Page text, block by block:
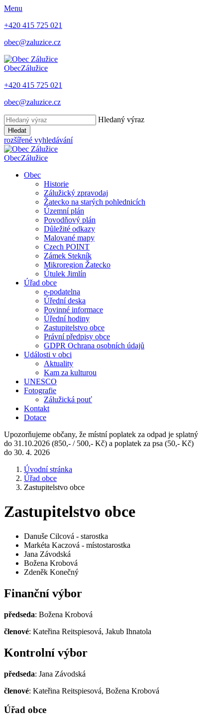
Menu
+420 415 725 021
obec@zaluzice.cz
ObecZálužice
+420 415 725 021
obec@zaluzice.cz
Hledaný výraz
Hledat
rozšířené vyhledávání
ObecZálužice
Obec
Historie
Zálužický zpravodaj
Žatecko na starých pohlednicích
Územní plán
Povodňový plán
Důležité odkazy
Malované mapy
Czech POINT
Zámek Stekník
Mikroregion Žatecko
Útulek Jimlín
Úřad obce
e-podatelna
Úřední deska
Povinné informace
Úřední hodiny
Zastupitelstvo obce
Právní předpisy obce
GDPR Ochrana osobních údajů
Události v obci
Aktuality
Kam za kulturou
UNESCO
Fotografie
Zálužická pouť
Kontakt
Dotace
Upozorňujeme občany, že místní poplatek za odpad je splatný
do 31.10.2026 (850,- / 500,- Kč) a poplatek za psa (50,- Kč)
do 30. 4. 2026
Úvodní stránka
Úřad obce
Zastupitelstvo obce
Zastupitelstvo obce
Danuše Cilcová - starostka
Markéta Kaczová - místostarostka
Jana Závodská
Božena Krobová
Zdeněk Konečný
Finanční výbor
předseda: Božena Krobová
členové: Kateřina Reitspiesová, Jakub Ihnatola
Kontrolní výbor
předseda: Jana Závodská
členové: Kateřina Reitspiesová, Božena Krobová
Úřad obce